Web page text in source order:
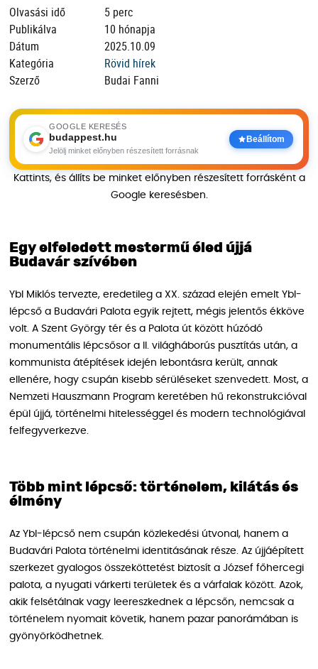
Olvasási idő
5 perc
Publikálva
10 hónapja
Dátum
2025.10.09
Kategória
Rövid hírek
Szerző
Budai Fanni
GOOGLE KERESÉS
budappest.hu
Jelölj minket előnyben részesített forrásnak
Beállítom
Kattints, és állíts be minket előnyben részesített forrásként a
Google keresésben.
Egy elfeledett mestermű éled újjá
Budavár szívében
Ybl Miklós tervezte, eredetileg a XX. század elején emelt Ybl-
lépcső a Budavári Palota egyik rejtett, mégis jelentős ékköve
volt. A Szent György tér és a Palota út között húzódó
monumentális lépcsősor a II. világháborús pusztítás után, a
kommunista átépítések idején lebontásra került, annak
ellenére, hogy csupán kisebb sérüléseket szenvedett. Most, a
Nemzeti Hauszmann Program keretében hű rekonstrukcióval
épül újjá, történelmi hitelességgel és modern technológiával
felfegyverkezve.
Több mint lépcső: történelem, kilátás és
élmény
Az Ybl-lépcső nem csupán közlekedési útvonal, hanem a
Budavári Palota történelmi identitásának része. Az újjáépített
szerkezet gyalogos összeköttetést biztosít a József főhercegi
palota, a nyugati várkerti területek és a várfalak között. Azok,
akik felsétálnak vagy leereszkednek a lépcsőn, nemcsak a
történelem nyomait követik, hanem pazar panorámában is
gyönyörködhetnek.